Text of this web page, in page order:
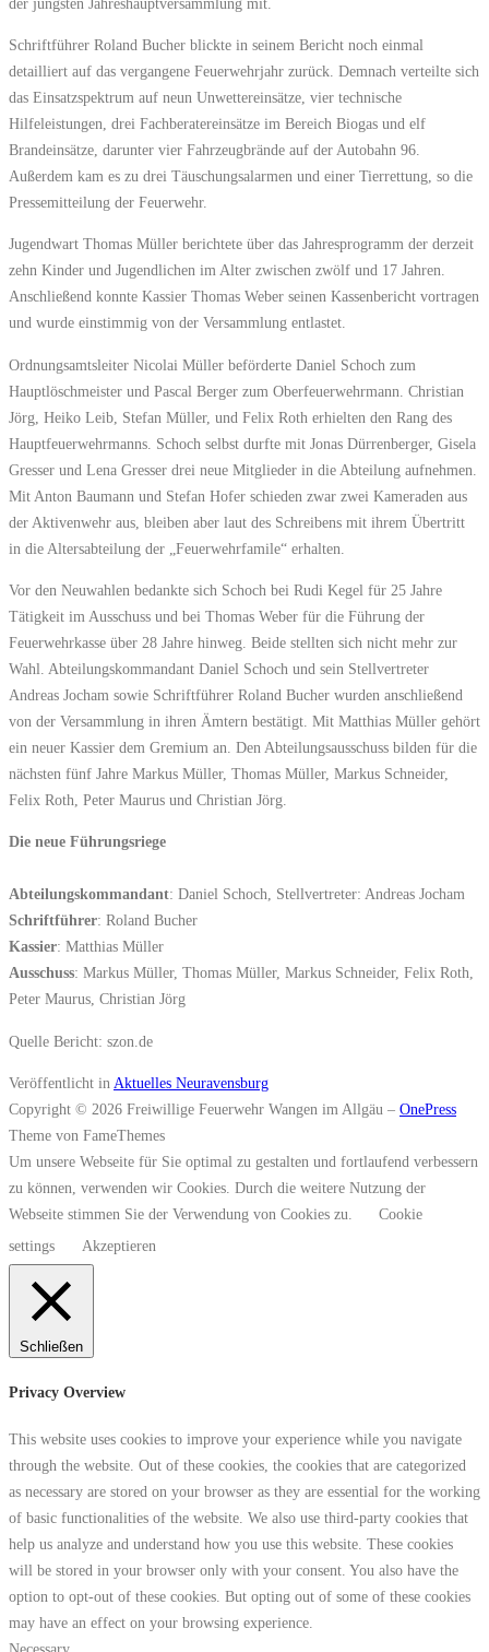
Schriftführer Roland Bucher blickte in seinem Bericht noch einmal
detailliert auf das vergangene Feuerwehrjahr zurück. Demnach verteilte sich
das Einsatzspektrum auf neun Unwettereinsätze, vier technische
Hilfeleistungen, drei Fachberatereinsätze im Bereich Biogas und elf
Brandeinsätze, darunter vier Fahrzeugbrände auf der Autobahn 96.
Außerdem kam es zu drei Täuschungsalarmen und einer Tierrettung, so die
Pressemitteilung der Feuerwehr.
Jugendwart Thomas Müller berichtete über das Jahresprogramm der derzeit
zehn Kinder und Jugendlichen im Alter zwischen zwölf und 17 Jahren.
Anschließend konnte Kassier Thomas Weber seinen Kassenbericht vortragen
und wurde einstimmig von der Versammlung entlastet.
Ordnungsamtsleiter Nicolai Müller beförderte Daniel Schoch zum
Hauptlöschmeister und Pascal Berger zum Oberfeuerwehrmann. Christian
Jörg, Heiko Leib, Stefan Müller, und Felix Roth erhielten den Rang des
Hauptfeuerwehrmanns. Schoch selbst durfte mit Jonas Dürrenberger, Gisela
Gresser und Lena Gresser drei neue Mitglieder in die Abteilung aufnehmen.
Mit Anton Baumann und Stefan Hofer schieden zwar zwei Kameraden aus
der Aktivenwehr aus, bleiben aber laut des Schreibens mit ihrem Übertritt
in die Altersabteilung der „Feuerwehrfamile“ erhalten.
Vor den Neuwahlen bedankte sich Schoch bei Rudi Kegel für 25 Jahre
Tätigkeit im Ausschuss und bei Thomas Weber für die Führung der
Feuerwehrkasse über 28 Jahre hinweg. Beide stellten sich nicht mehr zur
Wahl. Abteilungskommandant Daniel Schoch und sein Stellvertreter
Andreas Jocham sowie Schriftführer Roland Bucher wurden anschließend
von der Versammlung in ihren Ämtern bestätigt. Mit Matthias Müller gehört
ein neuer Kassier dem Gremium an. Den Abteilungsausschuss bilden für die
nächsten fünf Jahre Markus Müller, Thomas Müller, Markus Schneider,
Felix Roth, Peter Maurus und Christian Jörg.
Die neue Führungsriege
Abteilungskommandant: Daniel Schoch, Stellvertreter: Andreas Jocham
Schriftführer: Roland Bucher
Kassier: Matthias Müller
Ausschuss: Markus Müller, Thomas Müller, Markus Schneider, Felix Roth,
Peter Maurus, Christian Jörg
Quelle Bericht: szon.de
Veröffentlicht in Aktuelles Neuravensburg
Copyright © 2026 Freiwillige Feuerwehr Wangen im Allgäu – OnePress
Theme von FameThemes
Um unsere Webseite für Sie optimal zu gestalten und fortlaufend verbessern
zu können, verwenden wir Cookies. Durch die weitere Nutzung der
Webseite stimmen Sie der Verwendung von Cookies zu.
Cookie
settings
Akzeptieren
Schließen
Privacy Overview
This website uses cookies to improve your experience while you navigate
through the website. Out of these cookies, the cookies that are categorized
as necessary are stored on your browser as they are essential for the working
of basic functionalities of the website. We also use third-party cookies that
help us analyze and understand how you use this website. These cookies
will be stored in your browser only with your consent. You also have the
option to opt-out of these cookies. But opting out of some of these cookies
may have an effect on your browsing experience.